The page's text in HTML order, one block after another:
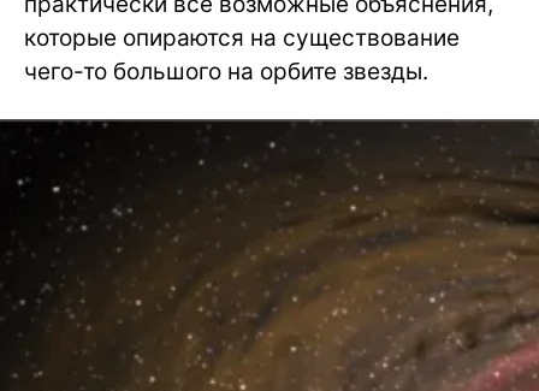
которые опираются на существование
чего-то большого на орбите звезды.